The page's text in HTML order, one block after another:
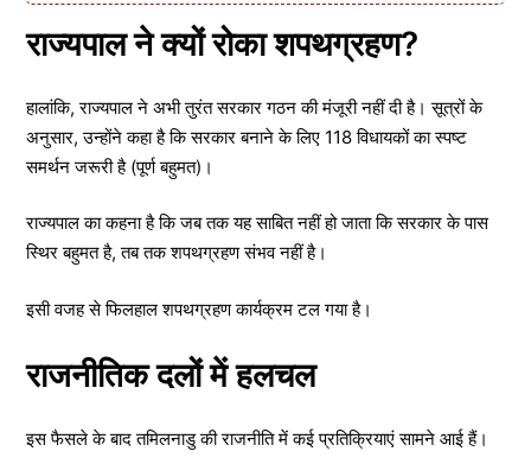
राज्यपाल ने क्यों रोका शपथग्रहण?
हालांकि, राज्यपाल ने अभी तुरंत सरकार गठन की मंजूरी नहीं दी है। सूत्रों के
अनुसार, उन्होंने कहा है कि सरकार बनाने के लिए 118 विधायकों का स्पष्ट
समर्थन जरूरी है (पूर्ण बहुमत)।
राज्यपाल का कहना है कि जब तक यह साबित नहीं हो जाता कि सरकार के पास
स्थिर बहुमत है, तब तक शपथग्रहण संभव नहीं है।
इसी वजह से फिलहाल शपथग्रहण कार्यक्रम टल गया है।
राजनीतिक दलों में हलचल
इस फैसले के बाद तमिलनाडु की राजनीति में कई प्रतिक्रियाएं सामने आई हैं।